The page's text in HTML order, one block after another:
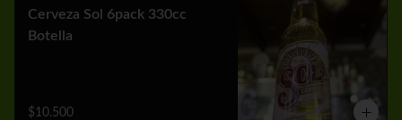
Cerveza Sol 6pack 330cc
Botella
$10.500